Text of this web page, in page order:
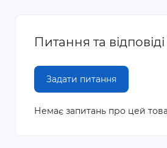
Питання та
Задати питання
Немає запитань про цей